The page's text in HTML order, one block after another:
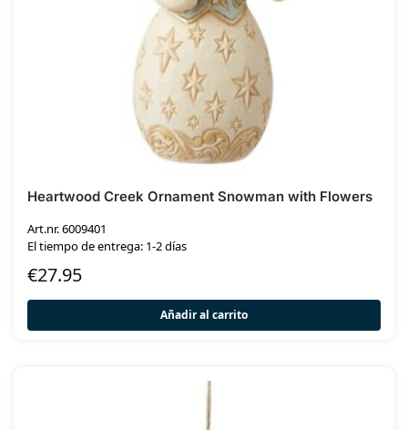
Heartwood Creek Ornament Snowman with Flowers
Art.nr. 6009401
El tiempo de entrega: 1-2 días
€27.95
Añadir al carrito